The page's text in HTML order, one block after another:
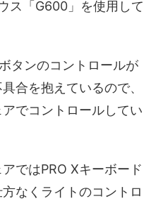
ス「G600」を使用して
タンのコントロールが
合を抱えているので、
でコントロールしてい
ではPRO Xキーボード
なくライトのコントロ